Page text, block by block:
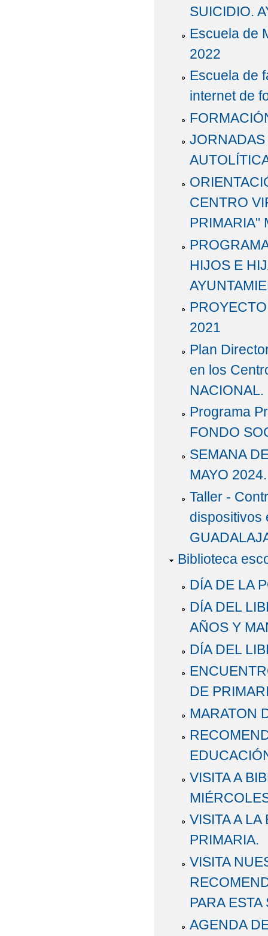
SUICIDIO.
Escuela de
2022
Escuela de
internet de
CENTRO
PRIMARIA"
HIJOS E
2021
Plan
en los
NACIONAL.
Programa
FONDO
SEMANA
MAYO 2024.
Taller -
dispositivos
Biblioteca
DÍA DE LA
DÍA DEL
AÑOS Y
DÍA DEL
DE
MARATON
VISITA A
VISITA A
PRIMARIA.
VISITA
PARA ESTA
AGENDA